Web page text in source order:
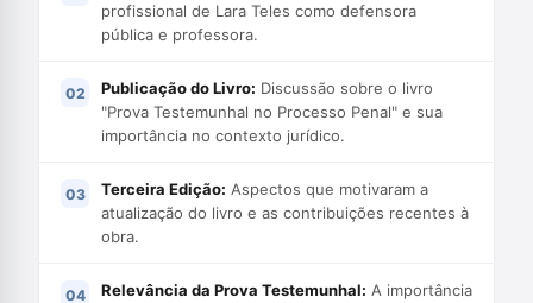
profissional de Lara Teles como defensora
pública e professora.
Publicação do Livro: Discussão sobre o livro
"Prova Testemunhal no Processo Penal" e sua
importância no contexto jurídico.
Terceira Edição: Aspectos que motivaram a
atualização do livro e as contribuições recentes à
obra.
Relevância da Prova Testemunhal: A importância